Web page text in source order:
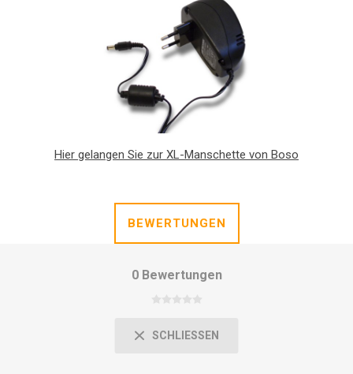
Hier gelangen Sie zur XL-Manschette von Boso
BEWERTUNGEN
0 Bewertungen
SCHLIESSEN